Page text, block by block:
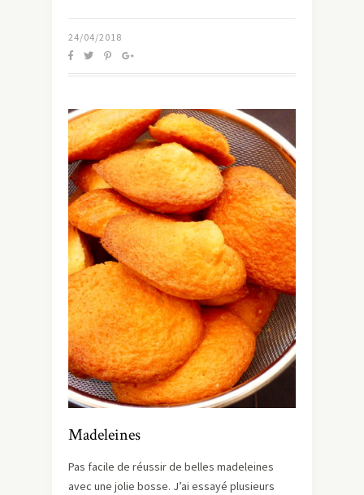
24/04/2018
Madeleines
Pas facile de réussir de belles madeleines
avec une jolie bosse. J’ai essayé plusieurs